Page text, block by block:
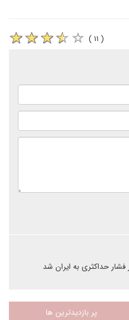
( ۱۱ )
حداکثری به ایران شد
پر بازدیدترین ها